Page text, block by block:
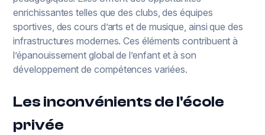
enrichissantes telles que des clubs, des équipes
sportives, des cours d’arts et de musique, ainsi que des
infrastructures modernes. Ces éléments contribuent à
l’épanouissement global de l’enfant et à son
développement de compétences variées.
Les inconvénients de l'école
privée